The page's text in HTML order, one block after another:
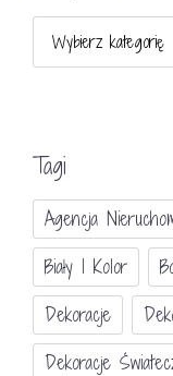
Tagi
Agencja
Biały I Kolor
Dekoracje
Dekoracje